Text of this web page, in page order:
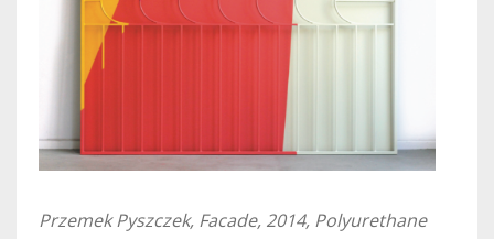
Przemek Pyszczek, Facade, 2014, Polyurethane